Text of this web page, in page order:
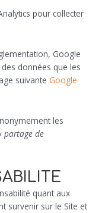
pour collecter
Google
données que les
suivante Google
les
partage de
quant aux
survenir sur le Site et